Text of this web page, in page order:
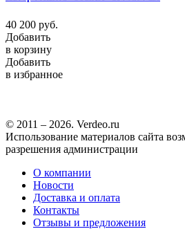
40 200 руб.
Добавить
в корзину
Добавить
в избранное
© 2011 – 2026. Verdeo.ru
Использование материалов сайта
разрешения администрации
О компании
Новости
Доставка и оплата
Контакты
Отзывы и предложения